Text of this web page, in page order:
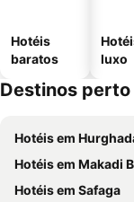
Hotéis
baratos
luxo
Destinos perto
Hotéis em
Hotéis em Makadi
Hotéis em Safaga